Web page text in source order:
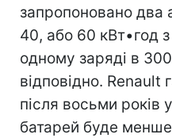
запропоновано два
40, або 60 кВт•год
одному заряді в
відповідно.
після восьми років
батарей буде менше